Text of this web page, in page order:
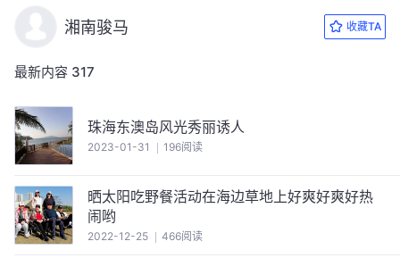
湘南骏马 收藏TA
最新内容 317
珠海东澳岛风光秀丽诱人
2023-01-31 196阅读
晒太阳吃野餐活动在海边草地上好爽好爽好热
闹哟
2022-12-25 466阅读